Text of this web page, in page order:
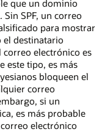
que un dominio
SPF, un correo
para mostrar
el destinatario
electrónico es
este tipo, es más
bloqueen el
correo
si un
es más probable
electrónico